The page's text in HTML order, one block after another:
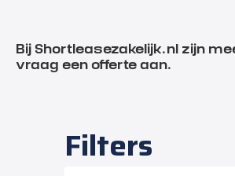
Bij Shortleasezakelijk.nl zijn
vraag een offerte aan.
Filters